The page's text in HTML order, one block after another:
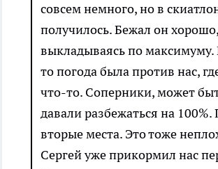
совсем немного, но в
получилось. Бежал он
выкладываясь по максимуму.
то погода была против нас,
что-то. Соперники, может
давали разбежаться на
вторые места. Это тоже
Сергей уже прикормил нас